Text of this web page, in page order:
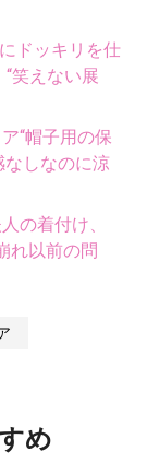
ドッキリを仕
笑えない展
“帽子用の保
なしなのに涼
の着付け、
れ以前の問
め